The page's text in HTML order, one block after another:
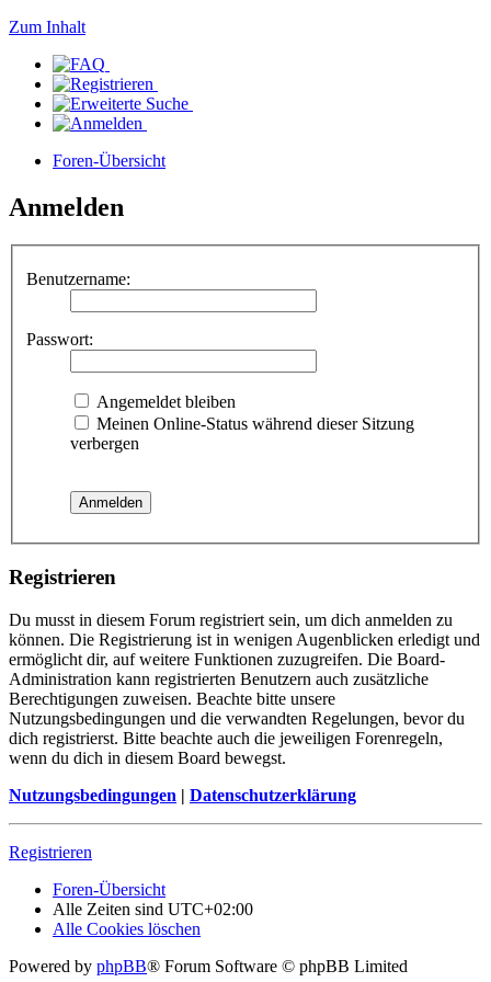
Zum Inhalt
Foren-Übersicht
Anmelden
Benutzername:
Passwort:
Angemeldet bleiben
Meinen Online-Status während dieser Sitzung
verbergen
Registrieren
Du musst in diesem Forum registriert sein, um dich anmelden zu
können. Die Registrierung ist in wenigen Augenblicken erledigt und
ermöglicht dir, auf weitere Funktionen zuzugreifen. Die Board-
Administration kann registrierten Benutzern auch zusätzliche
Berechtigungen zuweisen. Beachte bitte unsere
Nutzungsbedingungen und die verwandten Regelungen, bevor du
dich registrierst. Bitte beachte auch die jeweiligen Forenregeln,
wenn du dich in diesem Board bewegst.
Nutzungsbedingungen | Datenschutzerklärung
Registrieren
Foren-Übersicht
Alle Zeiten sind UTC+02:00
Alle Cookies löschen
Powered by phpBB® Forum Software © phpBB Limited